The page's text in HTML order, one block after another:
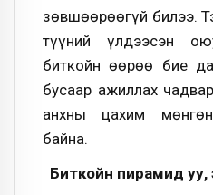
зөвшөөрөөгүй билээ.
түүний үлдээсэн
биткойн өөрөө бие
бусаар ажиллах
анхны цахим
байна.
Биткойн пирамид уу,